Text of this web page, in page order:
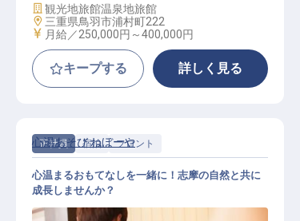
施設業態
観光地旅館温泉地旅館
勤務地
三重県鳥羽市浦村町222
給与
月給／250,000円～400,000円
キープする 詳しく見る
正社員 宿泊 フロント
心湯あそび ねぼーや
心温まるおもてなしを一緒に！志摩の自然と共に
成長しませんか？